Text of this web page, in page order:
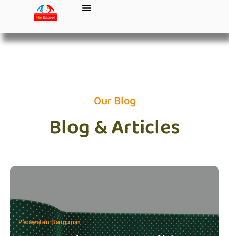
Our Blog
Blog & Articles
Perawatan Bangunan